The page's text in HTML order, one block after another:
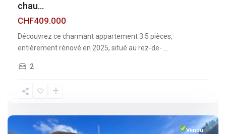
chau...
CHF409.000
Découvrez ce charmant appartement 3.5 pièces,
entièrement rénové en 2025, situé au rez-de-
2
Fribourg
devant-
Vendu